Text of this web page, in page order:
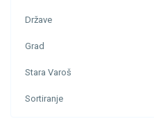
Države
Grad
Stara Varoš
Sortiranje
Stara